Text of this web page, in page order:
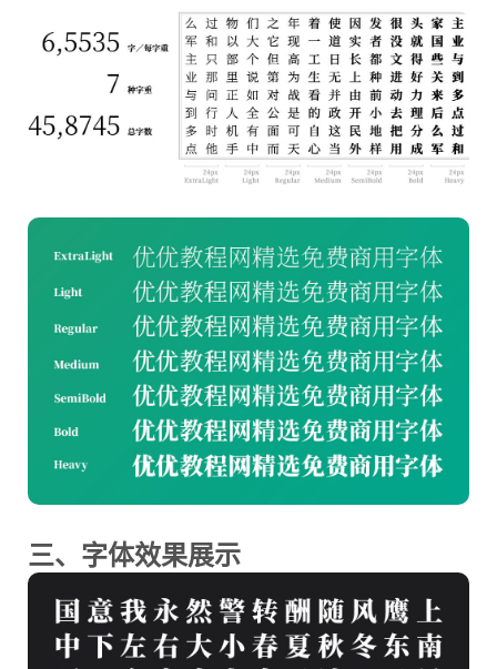
三、字体效果展示